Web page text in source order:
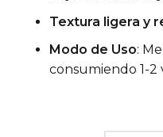
Textura ligera y
Modo de Uso:
consumiendo 1-2